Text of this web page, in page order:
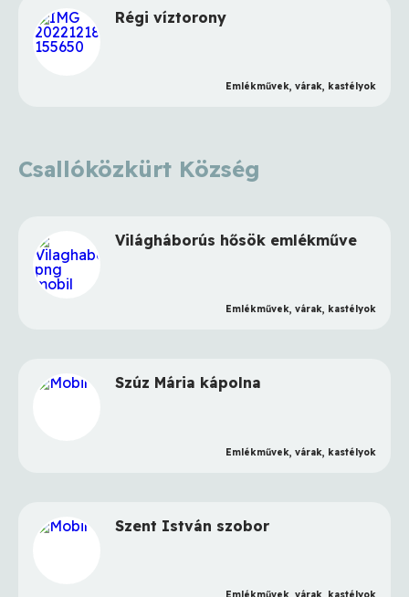
Régi víztorony
Emlékművek, várak, kastélyok
Csallóközkürt Község
Világháborús hősök emlékműve
Emlékművek, várak, kastélyok
Szúz Mária kápolna
Emlékművek, várak, kastélyok
Szent István szobor
Emlékművek, várak, kastélyok